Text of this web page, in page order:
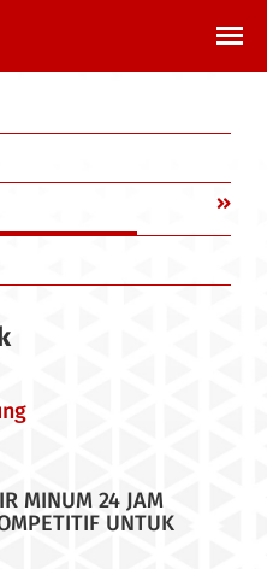
MINUM 24 JAM
UNTUK